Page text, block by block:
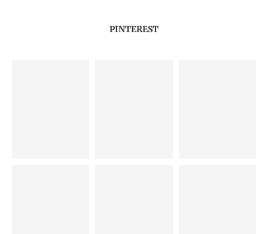
PINTEREST